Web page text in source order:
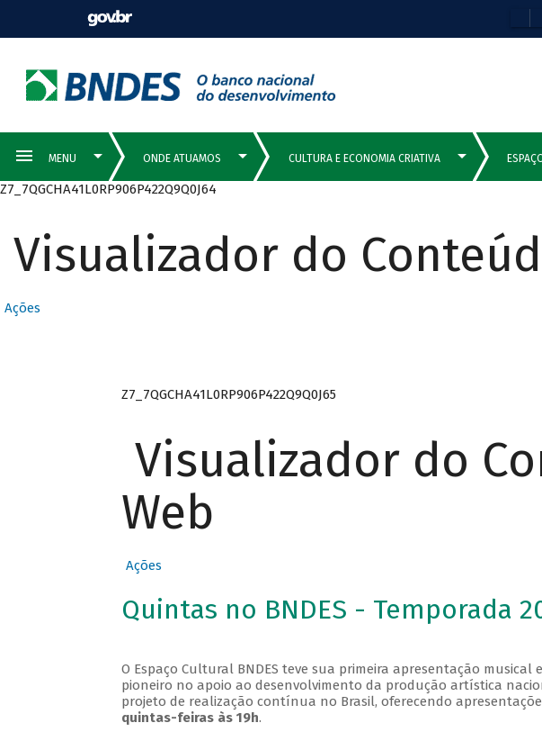
Z7_7QGCHA41L0RP906P422Q9Q0J64
Visualizador do
Ações
Z7_7QGCHA41L0RP906P422Q9Q0J65
Visualizador do
Web
Ações
Quintas no BNDES - Temporada
O Espaço Cultural BNDES teve sua primeira apresentação musical
pioneiro no apoio ao desenvolvimento da produção artística
projeto de realização contínua no Brasil, oferecendo
quintas-feiras às 19h.